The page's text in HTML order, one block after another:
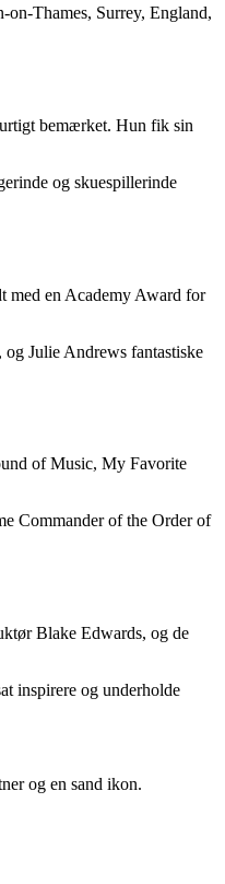
on-Thames, Surrey, England,
bemærket. Hun fik sin
og skuespillerinde
med en Academy Award for
Julie Andrews fantastiske
of Music, My Favorite
Commander of the Order of
Blake Edwards, og de
inspirere og underholde
og en sand ikon.